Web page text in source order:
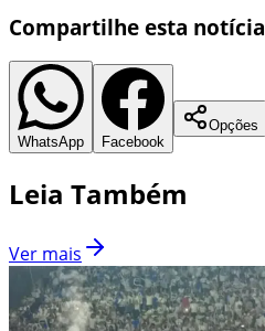
Compartilhe esta notícia
WhatsApp Facebook
Opções
Leia Também
Ver mais